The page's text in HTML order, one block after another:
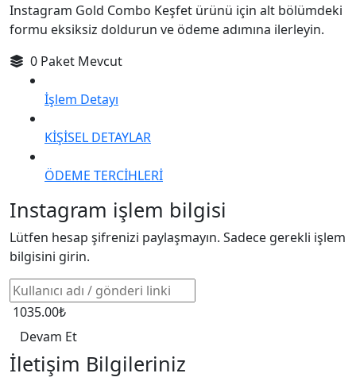
Instagram Gold Combo Keşfet ürünü için alt bölümdeki
formu eksiksiz doldurun ve ödeme adımına ilerleyin.
0 Paket Mevcut
İşlem Detayı
KİŞİSEL DETAYLAR
ÖDEME TERCİHLERİ
Instagram işlem bilgisi
Lütfen hesap şifrenizi paylaşmayın. Sadece gerekli işlem
bilgisini girin.
1035.00₺
Devam Et
İletişim Bilgileriniz